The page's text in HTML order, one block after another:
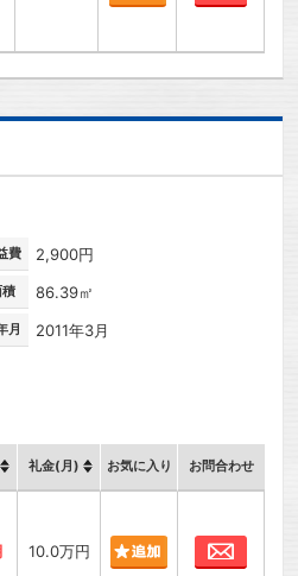
費 2,900円
86.39㎡
月 2011年3月
礼金(月) お気に入り お問合わせ
10.0万円